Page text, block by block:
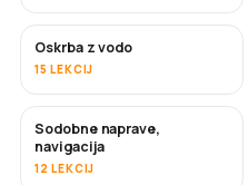
Oskrba z vodo
15 LEKCIJ
Sodobne naprave,
navigacija
12 LEKCIJ